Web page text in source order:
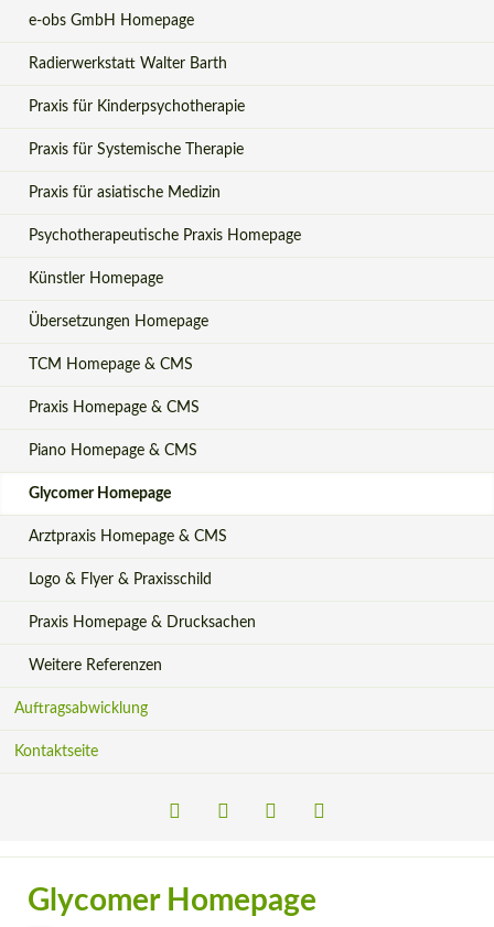
e-obs GmbH Homepage
Radierwerkstatt Walter Barth
Praxis für Kinderpsychotherapie
Praxis für Systemische Therapie
Praxis für asiatische Medizin
Psychotherapeutische Praxis Homepage
Künstler Homepage
Übersetzungen Homepage
TCM Homepage & CMS
Praxis Homepage & CMS
Piano Homepage & CMS
Glycomer Homepage
Arztpraxis Homepage & CMS
Logo & Flyer & Praxisschild
Praxis Homepage & Drucksachen
Weitere Referenzen
Auftragsabwicklung
Kontaktseite
LinkedIn
Glycomer Homepage